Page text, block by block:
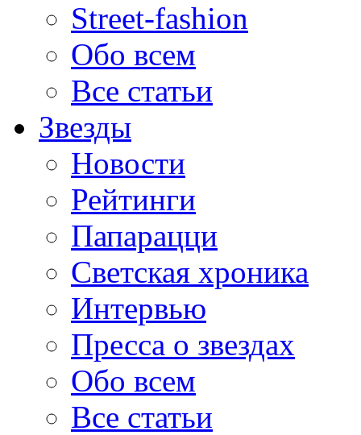
Street-fashion
Обо всем
Все статьи
Звезды
Новости
Рейтинги
Папарацци
Светская хроника
Интервью
Пресса о звездах
Обо всем
Все статьи